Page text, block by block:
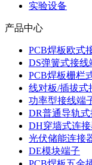
实验设备
产品中心
PCB焊板欧式
DS弹簧式接线
PCB焊板栅栏
线对板/插拔式
功率型接线端
DR普通导轨
DH穿墙式连
光伏储能连接
DE模块端子